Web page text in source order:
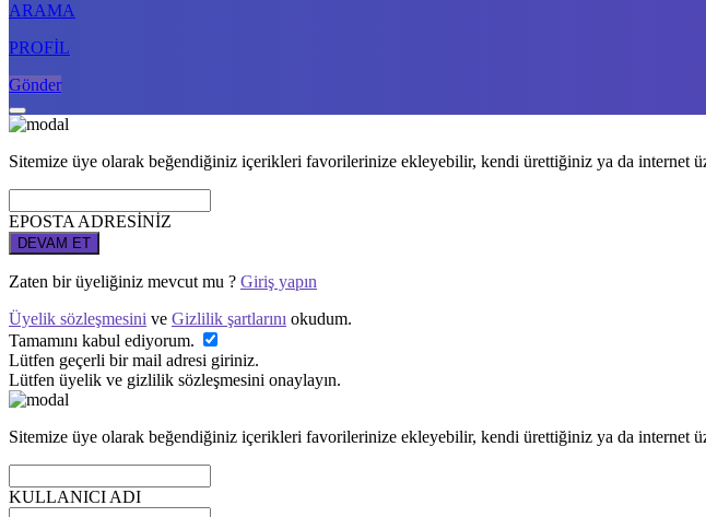
ARAMA
PROFİL
Gönder
Sitemize üye olarak beğendiğiniz içerikleri favorilerinize ekleyebilir, kendi ürettiğiniz ya da
EPOSTA ADRESİNİZ
DEVAM ET
Zaten bir üyeliğiniz mevcut mu ? Giriş yapın
Üyelik sözleşmesini ve Gizlilik şartlarını okudum.
Tamamını kabul ediyorum.
Lütfen geçerli bir mail adresi giriniz.
Lütfen üyelik ve gizlilik sözleşmesini onaylayın.
Sitemize üye olarak beğendiğiniz içerikleri favorilerinize ekleyebilir, kendi ürettiğiniz ya da
KULLANICI ADI